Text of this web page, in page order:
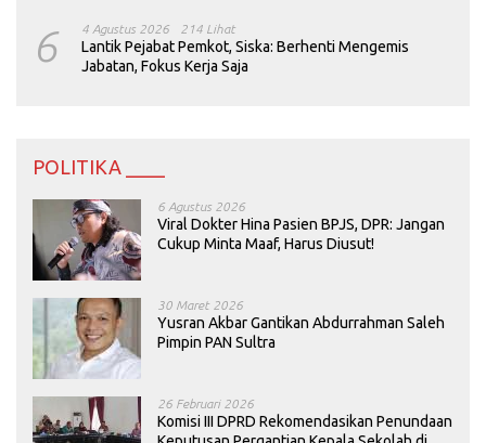
6 4 Agustus 2026 214 Lihat
Lantik Pejabat Pemkot, Siska: Berhenti Mengemis
Jabatan, Fokus Kerja Saja
POLITIKA ____
6 Agustus 2026
Viral Dokter Hina Pasien BPJS, DPR: Jangan
Cukup Minta Maaf, Harus Diusut!
30 Maret 2026
Yusran Akbar Gantikan Abdurrahman Saleh
Pimpin PAN Sultra
26 Februari 2026
Komisi III DPRD Rekomendasikan Penundaan